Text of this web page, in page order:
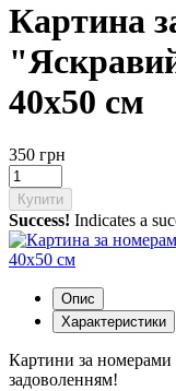
Картина
40х50 см
350 грн
Купити
Success! Indicates a
Опис
Характеристики
Картини за номерами
задоволенням!